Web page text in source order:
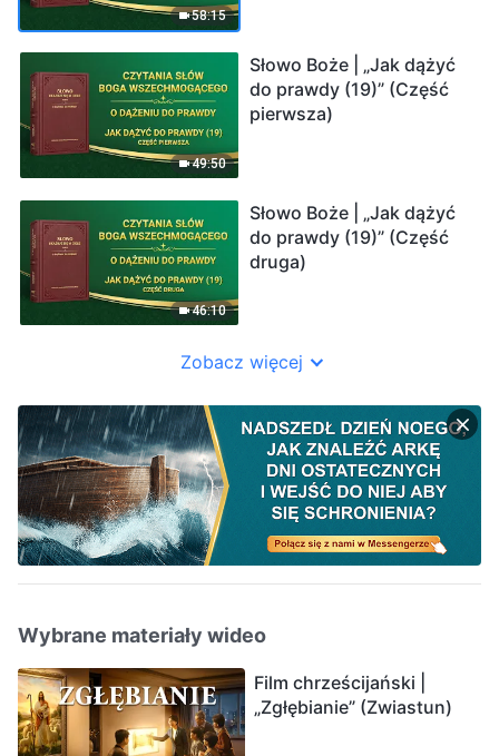
58:15
49:50
Słowo Boże | „Jak dążyć
do prawdy (19)” (Część
pierwsza)
46:10
Słowo Boże | „Jak dążyć
do prawdy (19)” (Część
druga)
Zobacz więcej
Wybrane materiały wideo
Film chrześcijański |
„Zgłębianie” (Zwiastun)